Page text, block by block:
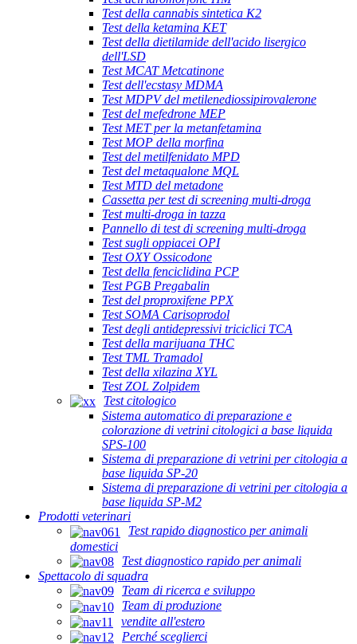
Test della cannabis sintetica K2
Test della ketamina KET
Test della dietilamide dell'acido lisergico
dell'LSD
Test MCAT Metcatinone
Test dell'ecstasy MDMA
Test MDPV del metilenediossipirovalerone
Test del mefedrone MEP
Test MET per la metanfetamina
Test MOP della morfina
Test del metilfenidato MPD
Test del metaqualone MQL
Test MTD del metadone
Cassetta per test di screening multi-droga
Test multi-droga in tazza
Pannello di test di screening multi-droga
Test sugli oppiacei OPI
Test OXY Ossicodone
Test della fenciclidina PCP
Test PGB Pregabalin
Test del proproxifene PPX
Test SOMA Carisoprodol
Test degli antidepressivi triciclici TCA
Test della marijuana THC
Test TML Tramadol
Test della xilazina XYL
Test ZOL Zolpidem
Test citologico
Sistema automatico di preparazione e
colorazione di vetrini citologici a base liquida
SPS-100
Sistema di preparazione di vetrini per citologia a
base liquida SP-20
Sistema di preparazione di vetrini per citologia a
base liquida SP-M2
Prodotti veterinari
Test rapido diagnostico per animali
domestici
Test diagnostico rapido per animali
Spettacolo di squadra
Team di ricerca e sviluppo
Team di produzione
vendite all'estero
Perché sceglierci